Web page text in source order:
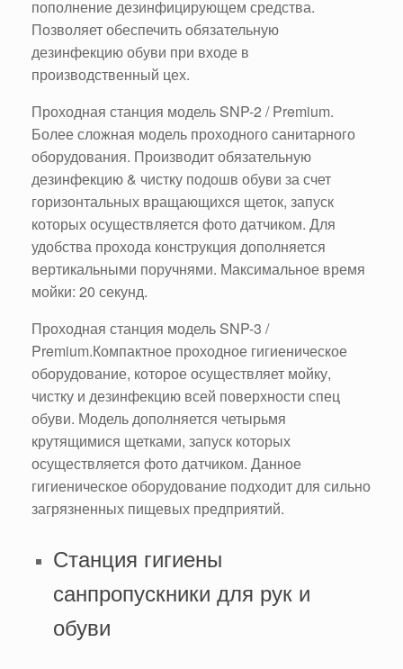
пополнение дезинфицирующем средства.
Позволяет обеспечить обязательную
дезинфекцию обуви при входе в
производственный цех.
Проходная станция модель SNP-2 / Premium.
Более сложная модель проходного санитарного
оборудования. Производит обязательную
дезинфекцию & чистку подошв обуви за счет
горизонтальных вращающихся щеток, запуск
которых осуществляется фото датчиком. Для
удобства прохода конструкция дополняется
вертикальными поручнями. Максимальное время
мойки: 20 секунд.
Проходная станция модель SNP-3 /
Premium.Компактное проходное гигиеническое
оборудование, которое осуществляет мойку,
чистку и дезинфекцию всей поверхности спец
обуви. Модель дополняется четырьмя
крутящимися щетками, запуск которых
осуществляется фото датчиком. Данное
гигиеническое оборудование подходит для сильно
загрязненных пищевых предприятий.
Станция гигиены
санпропускники для рук и
обуви